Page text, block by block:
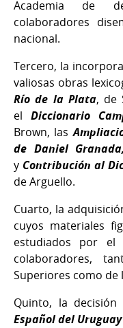
Academia de
colaboradores
nacional.
Tercero, la
valiosas obras
Río de la Plata, de
el Diccionario
Brown, las
de Daniel
y Contribución al
de Arguello.
Cuarto, la
cuyos materiales
estudiados por
colaboradores,
Superiores como de
Quinto, la
Español del Uruguay